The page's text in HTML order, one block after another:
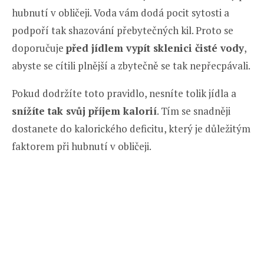
hubnutí v obličeji. Voda vám dodá pocit sytosti a
podpoří tak shazování přebytečných kil. Proto se
doporučuje před jídlem vypít sklenici čisté vody,
abyste se cítili plnější a zbytečně se tak nepřecpávali.
Pokud dodržíte toto pravidlo, nesníte tolik jídla a
snížíte tak svůj příjem kalorií. Tím se snadněji
dostanete do kalorického deficitu, který je důležitým
faktorem při hubnutí v obličeji.